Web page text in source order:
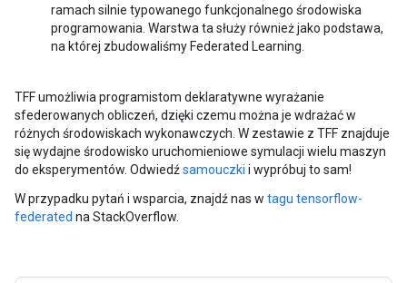
ramach silnie typowanego funkcjonalnego środowiska
programowania. Warstwa ta służy również jako podstawa,
na której zbudowaliśmy Federated Learning.
TFF umożliwia programistom deklaratywne wyrażanie
sfederowanych obliczeń, dzięki czemu można je wdrażać w
różnych środowiskach wykonawczych. W zestawie z TFF znajduje
się wydajne środowisko uruchomieniowe symulacji wielu maszyn
do eksperymentów. Odwiedźsamouczki i wypróbuj to sam!
W przypadku pytań i wsparcia, znajdź nas w tagu tensorflow-
federated na StackOverflow.